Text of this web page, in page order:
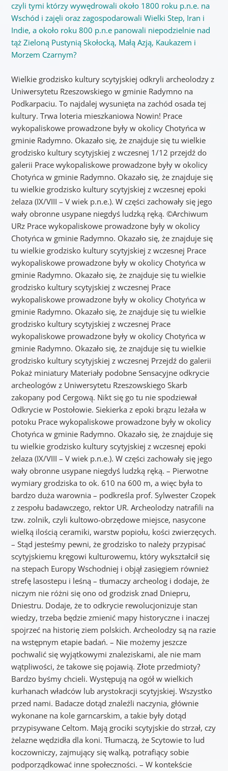
czyli tymi którzy wywędrowali około 1800 roku p.n.e. na
Wschód i zajęli oraz zagospodarowali Wielki Step, Iran i
Indie, a około roku 800 p.n.e panowali niepodzielnie nad
tąż Zieloną Pustynią Skołocką, Małą Azją, Kaukazem i
Morzem Czarnym?
Wielkie grodzisko kultury scytyjskiej odkryli archeolodzy z
Uniwersytetu Rzeszowskiego w gminie Radymno na
Podkarpaciu. To najdalej wysunięta na zachód osada tej
kultury. Trwa loteria mieszkaniowa Nowin! Prace
wykopaliskowe prowadzone były w okolicy Chotyńca w
gminie Radymno. Okazało się, że znajduje się tu wielkie
grodzisko kultury scytyjskiej z wczesnej 1/12 przejdź do
galerii Prace wykopaliskowe prowadzone były w okolicy
Chotyńca w gminie Radymno. Okazało się, że znajduje się
tu wielkie grodzisko kultury scytyjskiej z wczesnej epoki
żelaza (IX/VIII – V wiek p.n.e.). W części zachowały się jego
wały obronne usypane niegdyś ludzką ręką. ©Archiwum
URz Prace wykopaliskowe prowadzone były w okolicy
Chotyńca w gminie Radymno. Okazało się, że znajduje się
tu wielkie grodzisko kultury scytyjskiej z wczesnej Prace
wykopaliskowe prowadzone były w okolicy Chotyńca w
gminie Radymno. Okazało się, że znajduje się tu wielkie
grodzisko kultury scytyjskiej z wczesnej Prace
wykopaliskowe prowadzone były w okolicy Chotyńca w
gminie Radymno. Okazało się, że znajduje się tu wielkie
grodzisko kultury scytyjskiej z wczesnej Prace
wykopaliskowe prowadzone były w okolicy Chotyńca w
gminie Radymno. Okazało się, że znajduje się tu wielkie
grodzisko kultury scytyjskiej z wczesnej Przejdź do galerii
Pokaż miniatury Materiały podobne Sensacyjne odkrycie
archeologów z Uniwersytetu Rzeszowskiego Skarb
zakopany pod Cergową. Nikt się go tu nie spodziewał
Odkrycie w Postołowie. Siekierka z epoki brązu leżała w
potoku Prace wykopaliskowe prowadzone były w okolicy
Chotyńca w gminie Radymno. Okazało się, że znajduje się
tu wielkie grodzisko kultury scytyjskiej z wczesnej epoki
żelaza (IX/VIII – V wiek p.n.e.). W części zachowały się jego
wały obronne usypane niegdyś ludzką ręką. – Pierwotne
wymiary grodziska to ok. 610 na 600 m, a więc była to
bardzo duża warownia – podkreśla prof. Sylwester Czopek
z zespołu badawczego, rektor UR. Archeolodzy natrafili na
tzw. zolnik, czyli kultowo-obrzędowe miejsce, nasycone
wielką ilością ceramiki, warstw popiołu, kości zwierzęcych.
– Stąd jesteśmy pewni, że grodzisko to należy przypisać
scytyjskiemu kręgowi kulturowemu, który wykształcił się
na stepach Europy Wschodniej i objął zasięgiem również
strefę lasostepu i leśną – tłumaczy archeolog i dodaje, że
niczym nie różni się ono od grodzisk znad Dniepru,
Dniestru. Dodaje, że to odkrycie rewolucjonizuje stan
wiedzy, trzeba będzie zmienić mapy historyczne i inaczej
spojrzeć na historię ziem polskich. Archeolodzy są na razie
na wstępnym etapie badań. – Nie możemy jeszcze
pochwalić się wyjątkowymi znaleziskami, ale nie mam
wątpliwości, że takowe się pojawią. Złote przedmioty?
Bardzo byśmy chcieli. Występują na ogół w wielkich
kurhanach władców lub arystokracji scytyjskiej. Wszystko
przed nami. Badacze dotąd znaleźli naczynia, głównie
wykonane na kole garncarskim, a takie były dotąd
przypisywane Celtom. Mają grociki scytyjskie do strzał, czy
żelazne wędzidła dla koni. Tłumaczą, że Scytowie to lud
koczowniczy, zajmujący się walką, potrafiący sobie
podporządkować inne społeczności. – W kontekście